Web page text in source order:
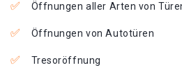
Öffnungen aller Arten von
Öffnungen von Autotüren
Tresoröffnung